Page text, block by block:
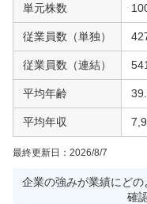
単元株数
従業員数（単独）
従業員数（連結）
平均年齢
平均年収
最終更新日： 2026/8/7
企業の強みが業績にど
確